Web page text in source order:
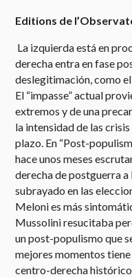
Editions de
La izquierda está en
derecha entra en fase
deslegitimación, como
El “impasse” actual
extremos y de una
la intensidad de las
plazo. En “Post-
hace unos meses
derecha de postguerra
subrayado en las
Meloni es más
Mussolini resucitaba
un post-populismo que
mejores momentos
centro-derecha